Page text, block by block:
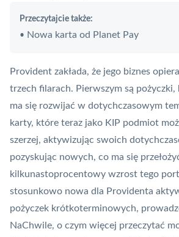
Przeczytajcie także:
• Nowa karta od Planet Pay
Provident zakłada, że jego biznes
trzech filarach. Pierwszym są pożyczki,
ma się rozwijać w dotychczasowym
karty, które teraz jako KIP podmiot
szerzej, aktywizując swoich
pozyskując nowych, co ma się
kilkunastoprocentowy wzrost tego
stosunkowo nowa dla Providenta
pożyczek krótkoterminowych,
NaChwile, o czym więcej przeczytać